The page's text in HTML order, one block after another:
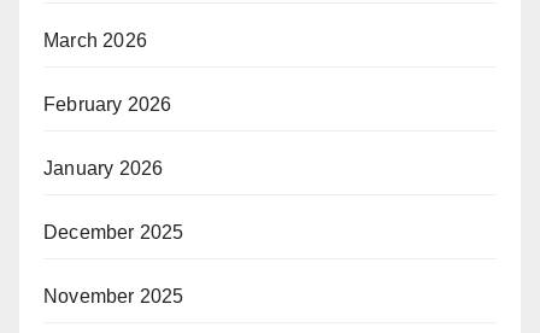
March 2026
February 2026
January 2026
December 2025
November 2025